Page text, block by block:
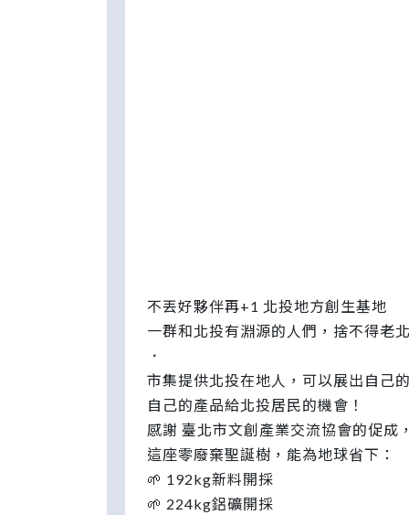
不丟好夥伴再+1 北投地方創生基地
一群和北投有淵源的人們，捨不得老
．
市集提供北投在地人，可以展出自己
自己的產品給北投居民的機會！
感謝 臺北市文創產業交流協會的促成
這座零廢棄聖誕樹，能為地球省下：
🌱 192kg新料開採
🌱 224kg鋁礦開採